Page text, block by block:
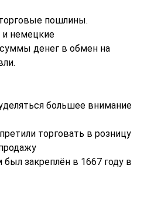
пошлины.
и немецкие
денег в обмен на
большее внимание
торговать в розницу
закреплён в 1667 году в